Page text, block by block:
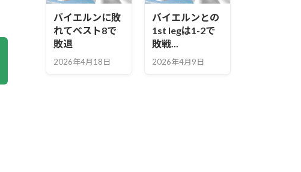
バイエルンに敗
れてベスト8で
敗退
2026年4月18日
バイエルンとの
1st legは1-2で
敗戦...
2026年4月9日